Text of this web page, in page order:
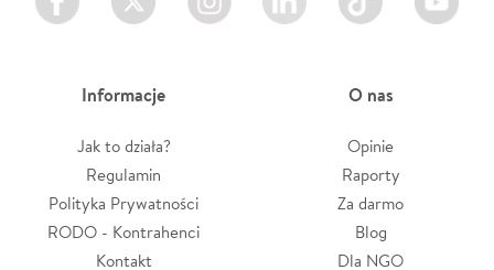
Informacje
Jak to działa?
Regulamin
Polityka Prywatności
RODO - Kontrahenci
Kontakt
O nas
Opinie
Raporty
Za darmo
Blog
Dla NGO